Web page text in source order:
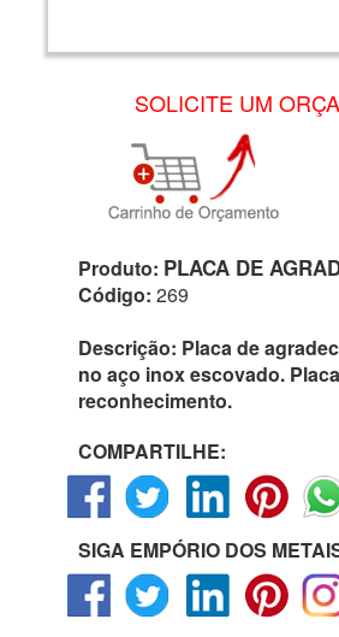
SOLICITE UM
Produto: PLACA DE
Código: 269
Descrição: Placa de
no aço inox escovado.
reconhecimento.
COMPARTILHE:
SIGA EMPÓRIO DOS